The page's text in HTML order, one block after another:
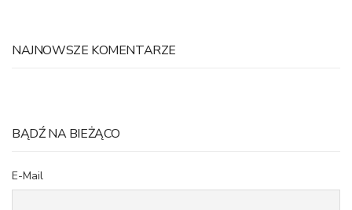
NAJNOWSZE KOMENTARZE
BĄDŹ NA BIEŻĄCO
E-Mail